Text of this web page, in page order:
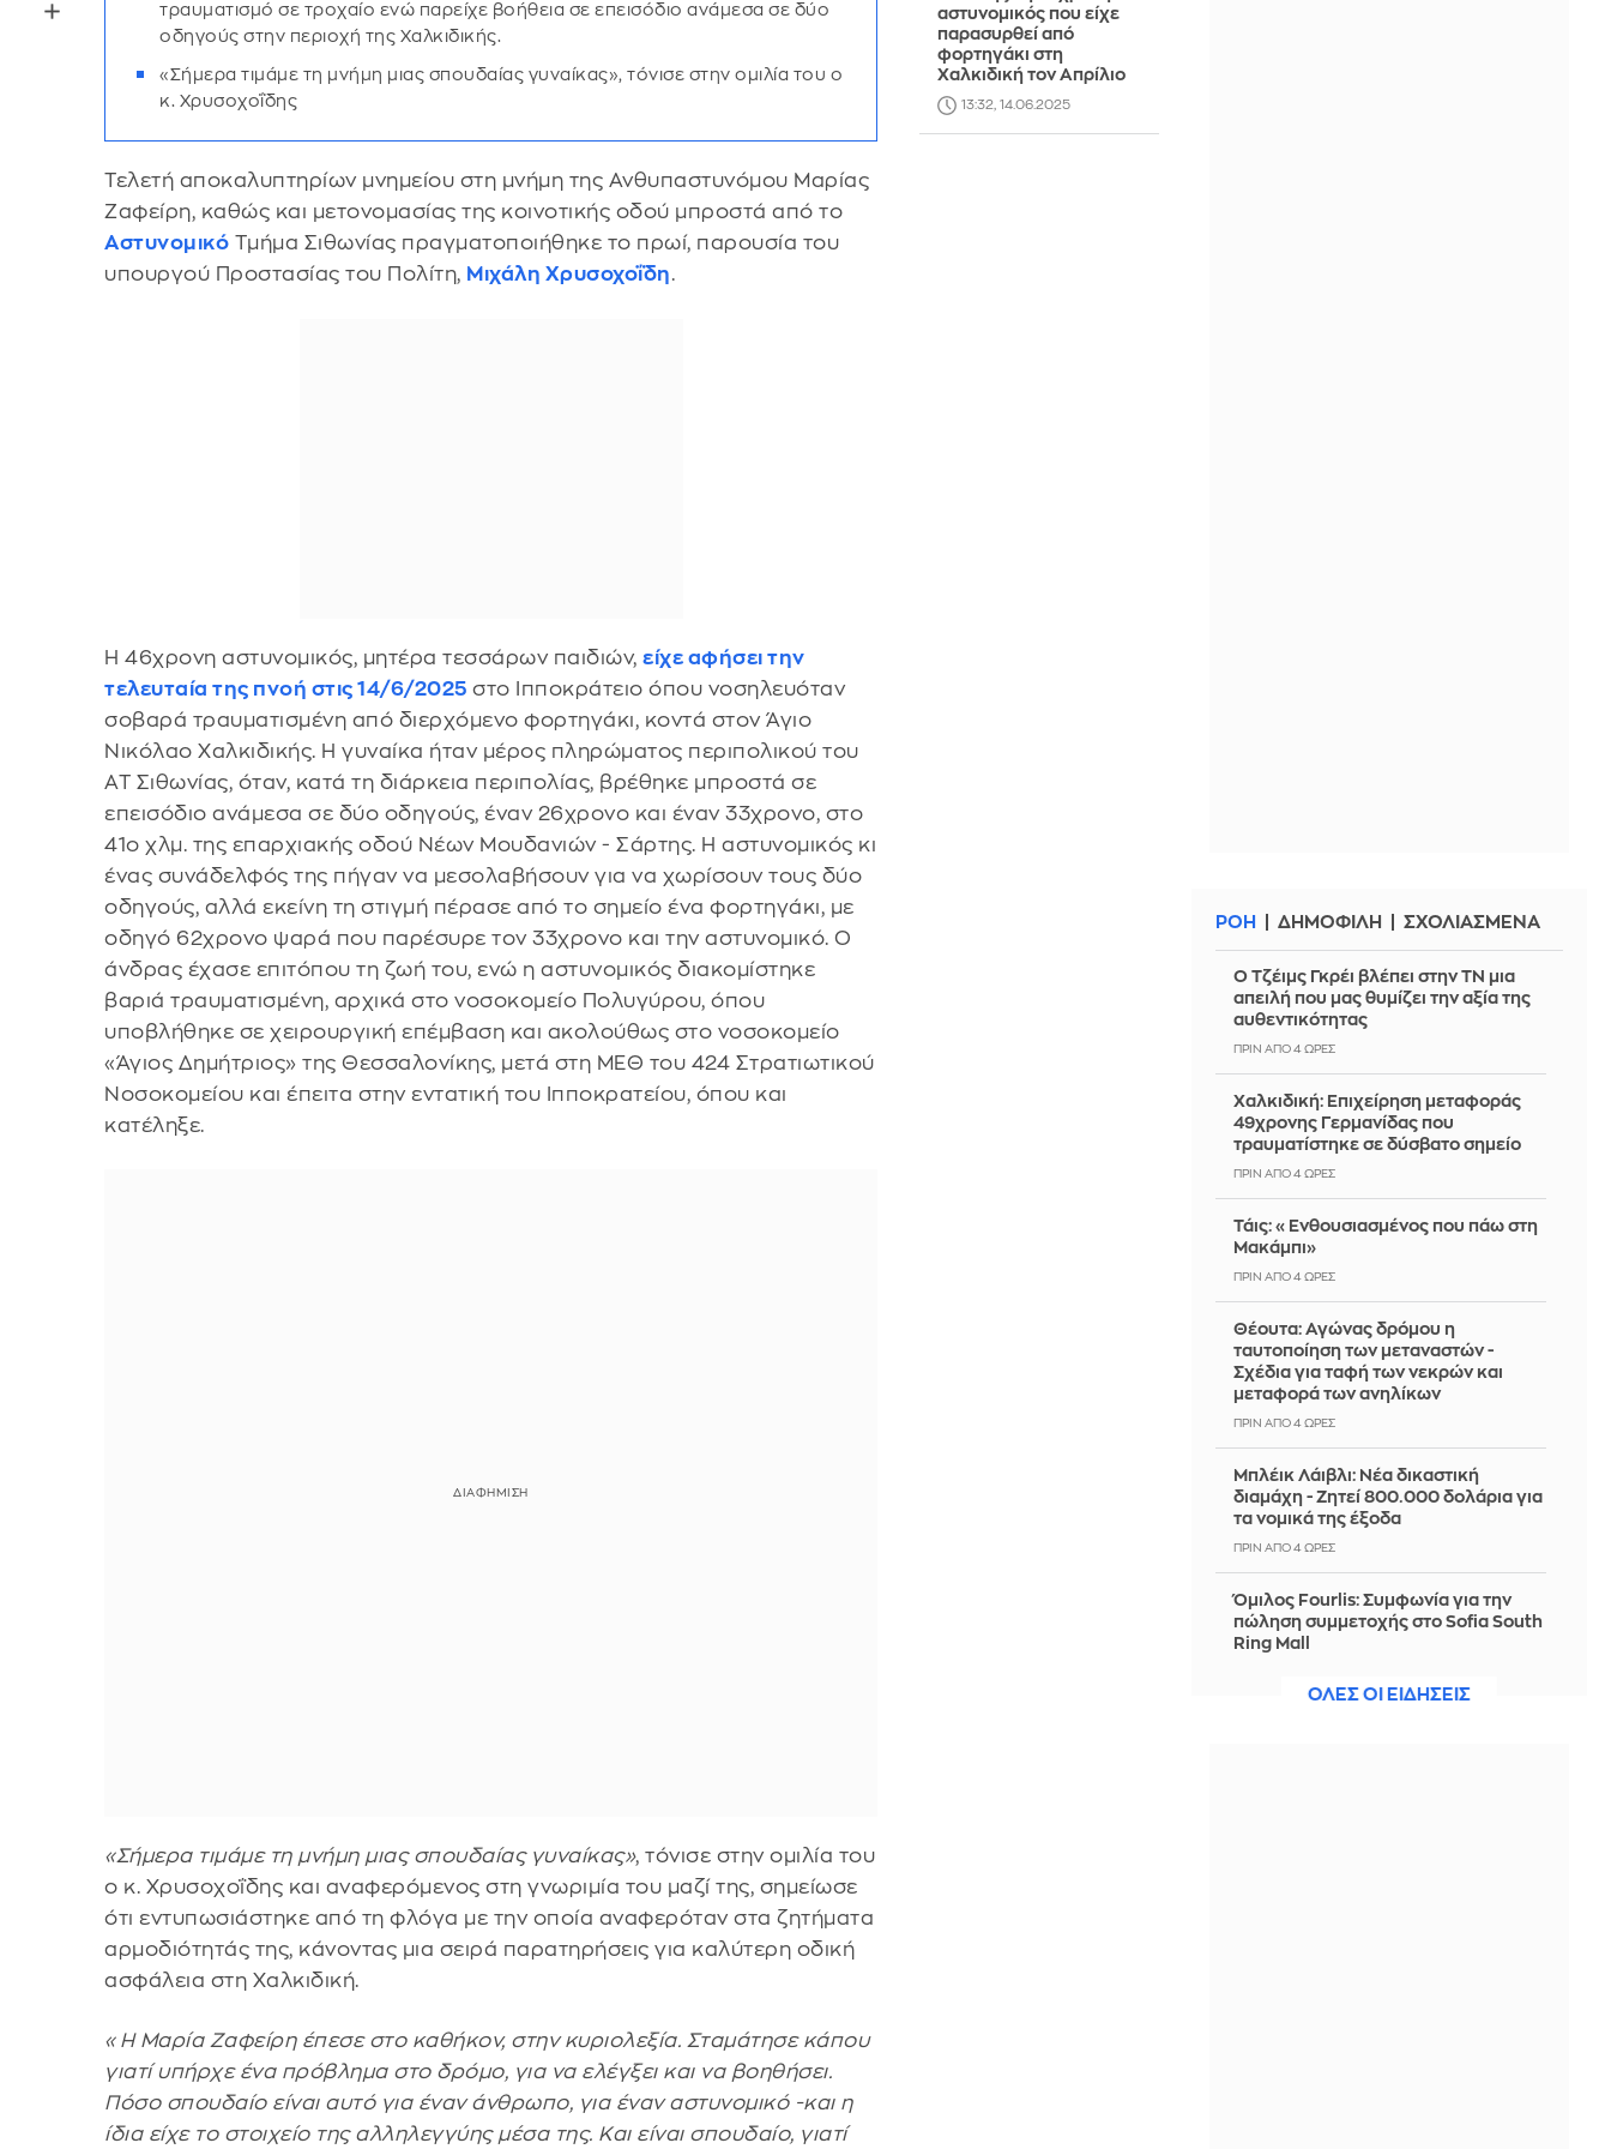
τραυματισμό σε τροχαίο ενώ παρείχε βοήθεια σε επεισόδιο ανάμεσα σε δύο
οδηγούς στην περιοχή της Χαλκιδικής.
«Σήμερα τιμάμε τη μνήμη μιας σπουδαίας γυναίκας», τόνισε στην ομιλία του ο
κ. Χρυσοχοΐδης
Τελετή αποκαλυπτηρίων μνημείου στη μνήμη της Ανθυπαστυνόμου Μαρίας
Ζαφείρη, καθώς και μετονομασίας της κοινοτικής οδού μπροστά από το
Αστυνομικό Τμήμα Σιθωνίας πραγματοποιήθηκε το πρωί, παρουσία του
υπουργού Προστασίας του Πολίτη, Μιχάλη Χρυσοχοΐδη.
Η 46χρονη αστυνομικός, μητέρα τεσσάρων παιδιών,είχε αφήσει την
τελευταία της πνοή στις 14/6/2025 στο Ιπποκράτειο όπου νοσηλευόταν
σοβαρά τραυματισμένη από διερχόμενο φορτηγάκι, κοντά στον Άγιο
Νικόλαο Χαλκιδικής. Η γυναίκα ήταν μέρος πληρώματος περιπολικού του
ΑΤ Σιθωνίας, όταν, κατά τη διάρκεια περιπολίας, βρέθηκε μπροστά σε
επεισόδιο ανάμεσα σε δύο οδηγούς, έναν 26χρονο και έναν 33χρονο, στο
41ο χλμ. της επαρχιακής οδού Νέων Μουδανιών - Σάρτης. Η αστυνομικός κι
ένας συνάδελφός της πήγαν να μεσολαβήσουν για να χωρίσουν τους δύο
οδηγούς, αλλά εκείνη τη στιγμή πέρασε από το σημείο ένα φορτηγάκι, με
οδηγό 62χρονο ψαρά που παρέσυρε τον 33χρονο και την αστυνομικό. Ο
άνδρας έχασε επιτόπου τη ζωή του, ενώ η αστυνομικός διακομίστηκε
βαριά τραυματισμένη, αρχικά στο νοσοκομείο Πολυγύρου, όπου
υποβλήθηκε σε χειρουργική επέμβαση και ακολούθως στο νοσοκομείο
«Άγιος Δημήτριος» της Θεσσαλονίκης, μετά στη ΜΕΘ του 424 Στρατιωτικού
Νοσοκομείου και έπειτα στην εντατική του Ιπποκρατείου, όπου και
κατέληξε.
«Σήμερα τιμάμε τη μνήμη μιας σπουδαίας γυναίκας», τόνισε στην ομιλία του
ο κ. Χρυσοχοΐδης και αναφερόμενος στη γνωριμία του μαζί της, σημείωσε
ότι εντυπωσιάστηκε από τη φλόγα με την οποία αναφερόταν στα ζητήματα
αρμοδιότητάς της, κάνοντας μια σειρά παρατηρήσεις για καλύτερη οδική
ασφάλεια στη Χαλκιδική.
«Η Μαρία Ζαφείρη έπεσε στο καθήκον, στην κυριολεξία. Σταμάτησε κάπου
γιατί υπήρχε ένα πρόβλημα στο δρόμο, για να ελέγξει και να βοηθήσει.
Πόσο σπουδαίο είναι αυτό για έναν άνθρωπο, για έναν αστυνομικό -και η
ίδια είχε το στοιχείο της αλληλεγγύης μέσα της. Και είναι σπουδαίο, γιατί
αστυνομικός που είχε
παρασυρθεί από
φορτηγάκι στη
Χαλκιδική τον Απρίλιο
13:32, 14.06.2025
ΡΟΗ ΔΗΜΟΦΙΛΗ ΣΧΟΛΙΑΣΜΕΝΑ
Ο Τζέιμς Γκρέι βλέπει στην ΤΝ μια
απειλή που μας θυμίζει την αξία της
αυθεντικότητας
ΠΡΙΝ ΑΠΌ 4 ΏΡΕΣ
Χαλκιδική: Επιχείρηση μεταφοράς
49χρονης Γερμανίδας που
τραυματίστηκε σε δύσβατο σημείο
ΠΡΙΝ ΑΠΌ 4 ΏΡΕΣ
Τάις: «Ενθουσιασμένος που πάω στη
Μακάμπι»
ΠΡΙΝ ΑΠΌ 4 ΏΡΕΣ
Θέουτα: Αγώνας δρόμου η
ταυτοποίηση των μεταναστών -
Σχέδια για ταφή των νεκρών και
μεταφορά των ανηλίκων
ΠΡΙΝ ΑΠΌ 4 ΏΡΕΣ
Μπλέικ Λάιβλι: Νέα δικαστική
διαμάχη - Ζητεί 800.000 δολάρια για
τα νομικά της έξοδα
ΠΡΙΝ ΑΠΌ 4 ΏΡΕΣ
Όμιλος Fourlis: Συμφωνία για την
πώληση συμμετοχής στο Sofia South
Ring Mall
ΟΛΕΣ ΟΙ ΕΙΔΗΣΕΙΣ